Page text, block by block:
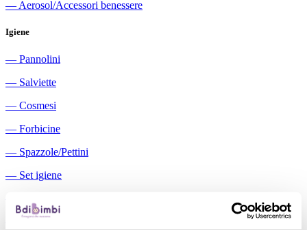
― Aerosol/Accessori benessere
Igiene
― Pannolini
― Salviette
― Cosmesi
― Forbicine
― Spazzole/Pettini
― Set igiene
Aspiratori nasali manuali